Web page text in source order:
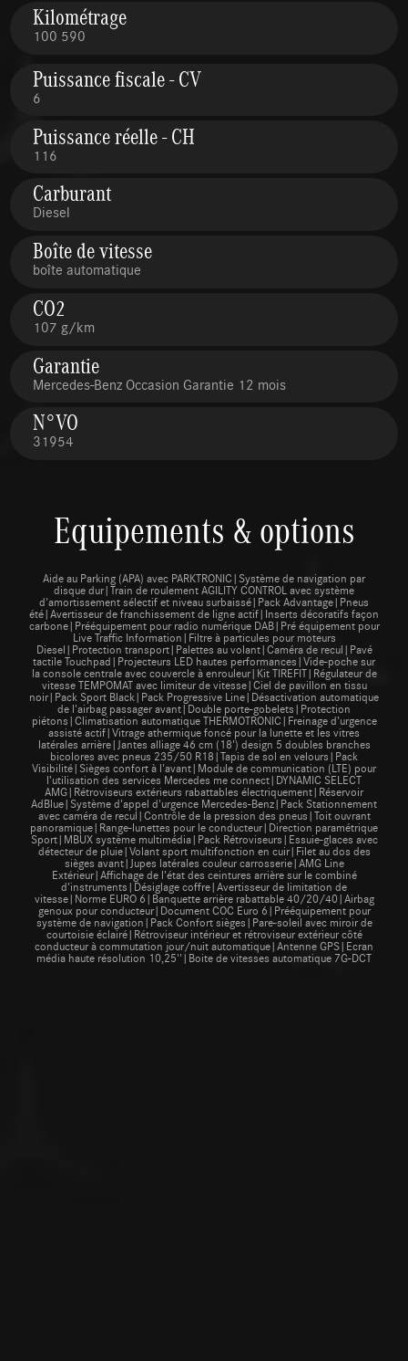
Kilométrage
100 590
Puissance fiscale - CV
6
Puissance réelle - CH
116
Carburant
Diesel
Boîte de vitesse
boîte automatique
CO2
107 g/km
Garantie
Mercedes-Benz Occasion Garantie 12 mois
N°VO
31954
Equipements & options
Aide au Parking (APA) avec PARKTRONIC|Système de navigation par
disque dur|Train de roulement AGILITY CONTROL avec système
d'amortissement sélectif et niveau surbaissé|Pack Advantage|Pneus
été|Avertisseur de franchissement de ligne actif|Inserts décoratifs façon
carbone|Prééquipement pour radio numérique DAB|Pré équipement pour
Live Traffic Information|Filtre à particules pour moteurs
Diesel|Protection transport|Palettes au volant|Caméra de recul|Pavé
tactile Touchpad|Projecteurs LED hautes performances|Vide-poche sur
la console centrale avec couvercle à enrouleur|Kit TIREFIT|Régulateur de
vitesse TEMPOMAT avec limiteur de vitesse|Ciel de pavillon en tissu
noir|Pack Sport Black|Pack Progressive Line|Désactivation automatique
de l'airbag passager avant|Double porte-gobelets|Protection
piétons|Climatisation automatique THERMOTRONIC|Freinage d’urgence
assisté actif|Vitrage athermique foncé pour la lunette et les vitres
latérales arrière|Jantes alliage 46 cm (18') design 5 doubles branches
bicolores avec pneus 235/50 R18|Tapis de sol en velours|Pack
Visibilité|Sièges confort à l'avant|Module de communication (LTE) pour
l’utilisation des services Mercedes me connect|DYNAMIC SELECT
AMG|Rétroviseurs extérieurs rabattables électriquement|Réservoir
AdBlue|Système d'appel d'urgence Mercedes-Benz|Pack Stationnement
avec caméra de recul|Contrôle de la pression des pneus|Toit ouvrant
panoramique|Range-lunettes pour le conducteur|Direction paramétrique
Sport|MBUX système multimédia|Pack Rétroviseurs|Essuie-glaces avec
détecteur de pluie|Volant sport multifonction en cuir|Filet au dos des
sièges avant|Jupes latérales couleur carrosserie|AMG Line
Extérieur|Affichage de l’état des ceintures arrière sur le combiné
d’instruments|Désiglage coffre|Avertisseur de limitation de
vitesse|Norme EURO 6|Banquette arrière rabattable 40/20/40|Airbag
genoux pour conducteur|Document COC Euro 6|Prééquipement pour
système de navigation|Pack Confort sièges|Pare-soleil avec miroir de
courtoisie éclairé|Rétroviseur intérieur et rétroviseur extérieur côté
conducteur à commutation jour/nuit automatique|Antenne GPS|Ecran
média haute résolution 10,25''|Boite de vitesses automatique 7G-DCT